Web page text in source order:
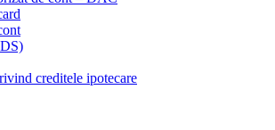
creditele ipotecare